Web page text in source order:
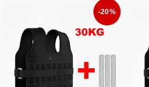
-20%